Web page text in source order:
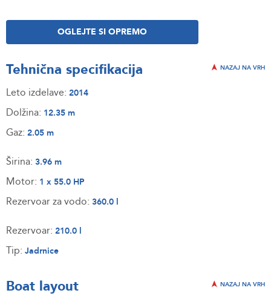
OGLEJTE SI OPREMO
Tehnična specifikacija NAZAJ NA VRH
Leto izdelave: 2014
Dolžina: 12.35 m
Gaz: 2.05 m
Širina: 3.96 m
Motor: 1 x 55.0 HP
Rezervoar za vodo: 360.0 l
Rezervoar: 210.0 l
Tip: Jadrnice
Boat layout NAZAJ NA VRH